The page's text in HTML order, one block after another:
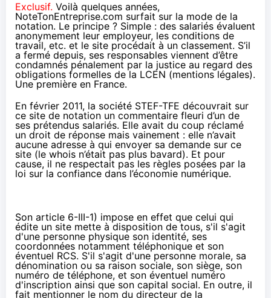
Exclusif. Voilà quelques années,
NoteTonEntreprise.com surfait sur la mode de la
notation. Le principe ? Simple : des salariés évaluent
anonymement leur employeur, les conditions de
travail, etc. et le site procédait à un classement. S’il
a fermé depuis, ses responsables viennent d’être
condamnés pénalement par la justice au regard des
obligations formelles de la LCEN (mentions légales).
Une première en France.
En février 2011, la société STEF-TFE découvrait sur
ce site de notation un commentaire fleuri d’un de
ses prétendus salariés. Elle avait du coup réclamé
un droit de réponse mais vainement : elle n’avait
aucune adresse à qui envoyer sa demande sur ce
site (le whois n’était pas plus bavard). Et pour
cause, il ne respectait pas les règles posées par la
loi sur la confiance dans l’économie numérique.
Son article 6-III-1) impose en effet que celui qui
édite un site mette à disposition de tous, s'il s'agit
d'une personne physique son identité, ses
coordonnées notamment téléphonique et son
éventuel RCS. S'il s'agit d'une personne morale, sa
dénomination ou sa raison sociale, son siège, son
numéro de téléphone, et son éventuel numéro
d'inscription ainsi que son capital social. En outre, il
fait mentionner le nom du directeur de la